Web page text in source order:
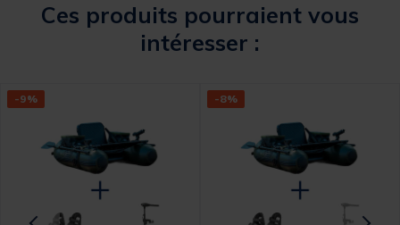
Ces produits pourraient vous
intéresser :
-9% -8%